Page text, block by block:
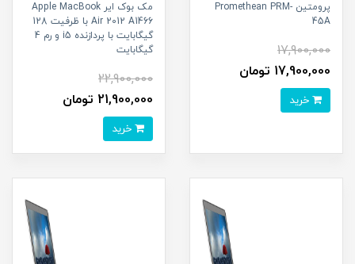
پرومتین Promethean PRM-
45A
17,900,000
17,900,000 تومان
مک بوک ایر Apple MacBook
Air 2012 A1466 با ظرفیت 128
گیگابایت با پردازنده i5 و رم 4
گیگابایت
22,900,000
21,900,000 تومان